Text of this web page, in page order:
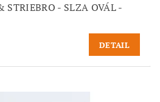
STRIEBRO - SLZA OVÁL -
DETAIL